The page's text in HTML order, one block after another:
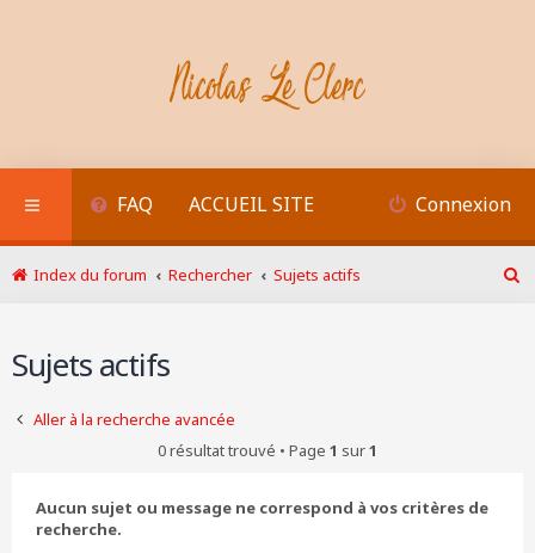
FAQ ACCUEIL SITE Connexion
Index du forum Rechercher
Sujets actifs
Sujets actifs
Aller à la recherche avancée
0 résultat trouvé • Page 1 sur1
Aucun sujet ou message ne correspond à vos critères de
recherche.